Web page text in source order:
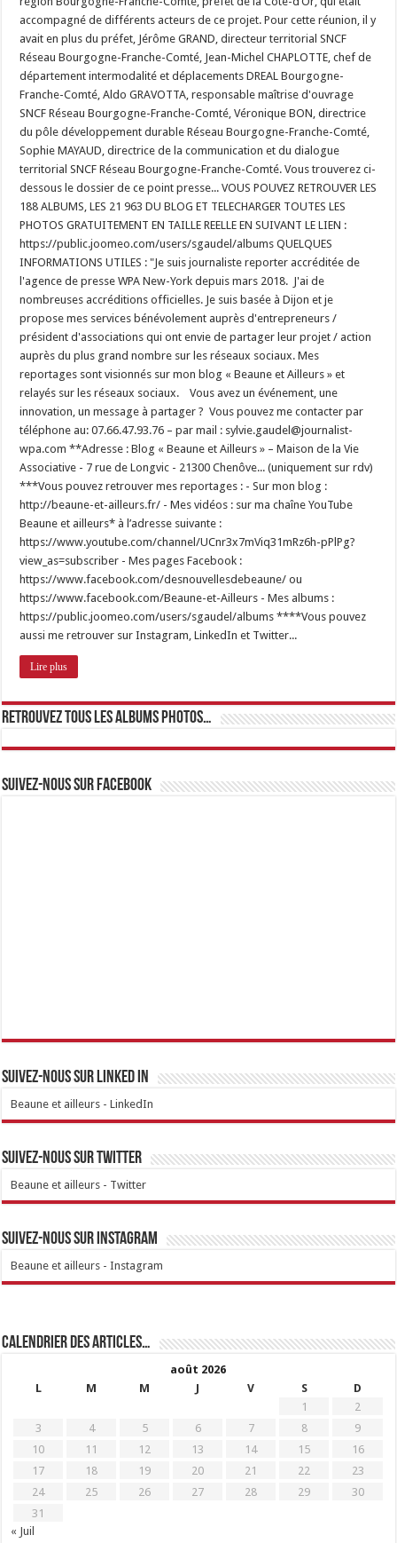
accompagné de différents acteurs de ce projet. Pour cette réunion, il y
avait en plus du préfet, Jérôme GRAND, directeur territorial SNCF
Réseau Bourgogne-Franche-Comté, Jean-Michel CHAPLOTTE, chef de
département intermodalité et déplacements DREAL Bourgogne-
Franche-Comté, Aldo GRAVOTTA, responsable maîtrise d'ouvrage
SNCF Réseau Bourgogne-Franche-Comté, Véronique BON, directrice
du pôle développement durable Réseau Bourgogne-Franche-Comté,
Sophie MAYAUD, directrice de la communication et du dialogue
territorial SNCF Réseau Bourgogne-Franche-Comté. Vous trouverez ci-
dessous le dossier de ce point presse... VOUS POUVEZ RETROUVER LES
188 ALBUMS, LES 21 963 DU BLOG ET TELECHARGER TOUTES LES
PHOTOS GRATUITEMENT EN TAILLE REELLE EN SUIVANT LE LIEN :
https://public.joomeo.com/users/sgaudel/albums QUELQUES
INFORMATIONS UTILES : "Je suis journaliste reporter accréditée de
l'agence de presse WPA New-York depuis mars 2018. J'ai de
nombreuses accréditions officielles. Je suis basée à Dijon et je
propose mes services bénévolement auprès d'entrepreneurs /
président d'associations qui ont envie de partager leur projet / action
auprès du plus grand nombre sur les réseaux sociaux. Mes
reportages sont visionnés sur mon blog « Beaune et Ailleurs » et
relayés sur les réseaux sociaux. Vous avez un événement, une
innovation, un message à partager ? Vous pouvez me contacter par
téléphone au: 07.66.47.93.76 – par mail : sylvie.gaudel@journalist-
wpa.com **Adresse : Blog « Beaune et Ailleurs » – Maison de la Vie
Associative - 7 rue de Longvic - 21300 Chenôve... (uniquement sur rdv)
***Vous pouvez retrouver mes reportages : - Sur mon blog :
http://beaune-et-ailleurs.fr/ - Mes vidéos : sur ma chaîne YouTube
Beaune et ailleurs* à l’adresse suivante :
https://www.youtube.com/channel/UCnr3x7mViq31mRz6h-pPlPg?
view_as=subscriber - Mes pages Facebook :
https://www.facebook.com/desnouvellesdebeaune/ ou
https://www.facebook.com/Beaune-et-Ailleurs - Mes albums :
https://public.joomeo.com/users/sgaudel/albums ****Vous pouvez
aussi me retrouver sur Instagram, LinkedIn et Twitter...
Lire plus
Retrouvez tous les albums photos…
Suivez-nous sur Facebook
Suivez-nous sur linked IN
Beaune et ailleurs - LinkedIn
Suivez-nous sur Twitter
Beaune et ailleurs - Twitter
Suivez-nous sur Instagram
Beaune et ailleurs - Instagram
Calendrier des articles…
août 2026
L
M M J V S
D
1
2
3
4 5 6 7 8
9
10
11 12 13 14 15
16
17
18 19 20 21 22
23
24
25 26 27 28 29
30
31
« Juil